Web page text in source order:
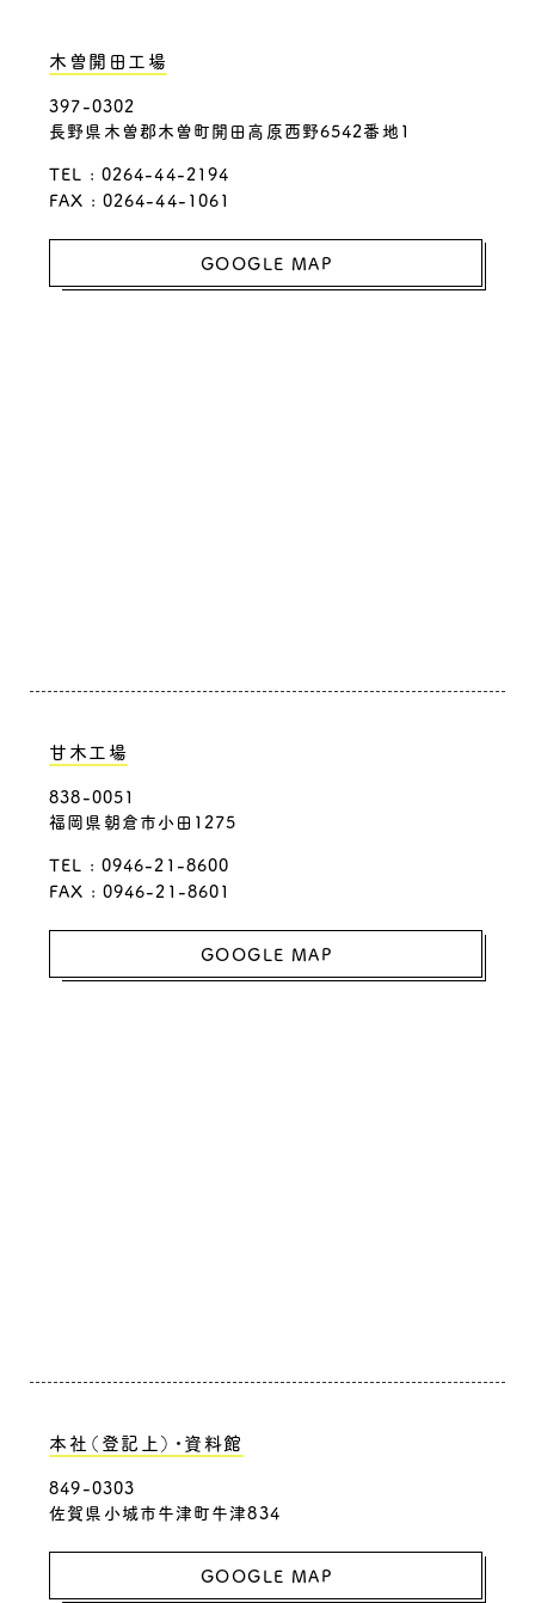
木曽開田工場
397-0302
長野県木曽郡木曽町開田高原西野6542番地1
TEL : 0264-44-2194
FAX : 0264-44-1061
GOOGLE MAP
甘木工場
838-0051
福岡県朝倉市小田1275
TEL : 0946-21-8600
FAX : 0946-21-8601
GOOGLE MAP
本社（登記上）・資料館
849-0303
佐賀県小城市牛津町牛津834
GOOGLE MAP